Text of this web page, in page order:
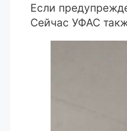
Если
Сейчас УФАС